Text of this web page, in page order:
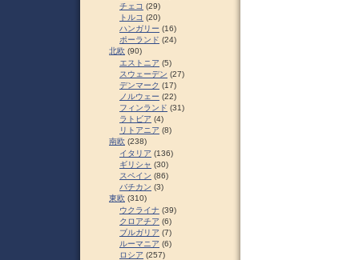
チェコ (29)
トルコ (20)
ハンガリー (16)
ポーランド (24)
北欧 (90)
エストニア (5)
スウェーデン (27)
デンマーク (17)
ノルウェー (22)
フィンランド (31)
ラトビア (4)
リトアニア (8)
南欧 (238)
イタリア (136)
ギリシャ (30)
スペイン (86)
バチカン (3)
東欧 (310)
ウクライナ (39)
クロアチア (6)
ブルガリア (7)
ルーマニア (6)
ロシア (257)